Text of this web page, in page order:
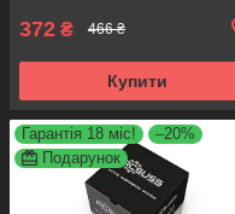
372 ₴ 466 ₴
Купити
Гарантія 18 міс!
–20%
Подарунок